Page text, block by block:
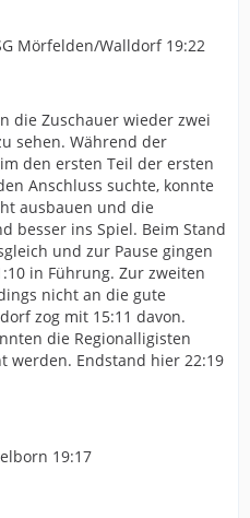
Mörfelden/Walldorf 19:22
die Zuschauer wieder zwei
sehen. Während der
den ersten Teil der ersten
Anschluss suchte, konnte
ausbauen und die
besser ins Spiel. Beim Stand
und zur Pause gingen
in Führung. Zur zweiten
nicht an die gute
zog mit 15:11 davon.
die Regionalligisten
werden. Endstand hier 22:19
19:17